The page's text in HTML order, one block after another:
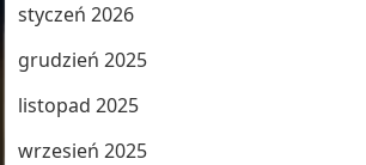
styczeń 2026
grudzień 2025
listopad 2025
wrzesień 2025